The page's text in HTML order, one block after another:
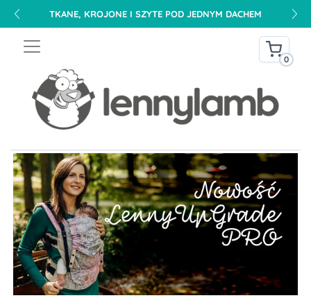
DARMOWA DOSTAWA NA TERENIE POLSKI OD 240 PLN
0